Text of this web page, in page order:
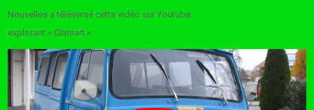
Nouvelles a téléversé cette vidéo sur Youtube.
explorant « Clamart »: